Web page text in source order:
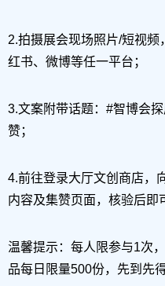
2.拍摄展会现场照片/短视
红书、微博等任一平台；
3.文案附带话题：#智博会
赞；
4.前往登录大厅文创商店，
内容及集赞页面，核验后即
温馨提示：每人限参与1次
品每日限量500份，先到先